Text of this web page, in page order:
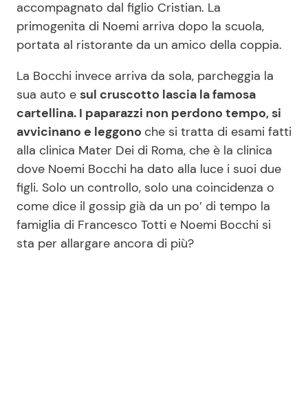
accompagnato dal figlio Cristian. La
primogenita di Noemi arriva dopo la scuola,
portata al ristorante da un amico della coppia.
La Bocchi invece arriva da sola, parcheggia la
sua auto e sul cruscotto lascia la famosa
cartellina. I paparazzi non perdono tempo, si
avvicinano e leggono che si tratta di esami fatti
alla clinica Mater Dei di Roma, che è la clinica
dove Noemi Bocchi ha dato alla luce i suoi due
figli. Solo un controllo, solo una coincidenza o
come dice il gossip già da un po’ di tempo la
famiglia di Francesco Totti e Noemi Bocchi si
sta per allargare ancora di più?